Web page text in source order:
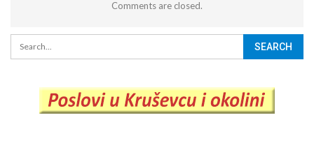
Comments are closed.